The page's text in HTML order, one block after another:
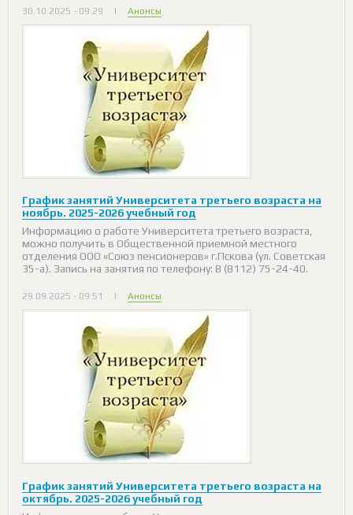
30.10.2025 - 09:29 | Анонсы
График занятий Университета третьего возраста на
ноябрь. 2025-2026 учебный год
Информацию о работе Университета третьего возраста,
можно получить в Общественной приемной местного
отделения ООО «Союз пенсионеров» г.Пскова (ул. Советская
35-а). Запись на занятия по телефону: 8 (8112) 75-24-40.
29.09.2025 - 09:51 | Анонсы
График занятий Университета третьего возраста на
октябрь. 2025-2026 учебный год